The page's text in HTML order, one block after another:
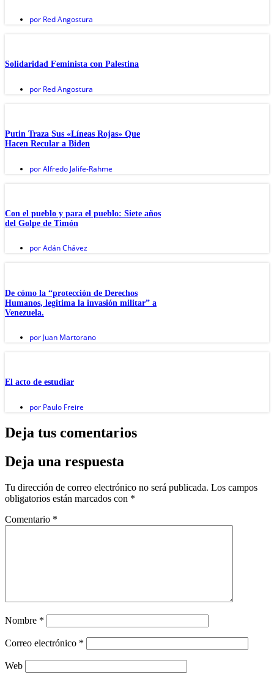
por Red Angostura
Solidaridad Feminista con Palestina
por Red Angostura
Putin Traza Sus «Líneas Rojas» Que
Hacen Recular a Biden
porAlfredo Jalife-Rahme
Con el pueblo y para el pueblo: Siete años
del Golpe de Timón
porAdán Chávez
De cómo la “protección de Derechos
Humanos, legitima la invasión militar” a
Venezuela.
por Juan Martorano
El acto de estudiar
por Paulo Freire
Deja tus comentarios
Deja una respuesta
Tu dirección de correo electrónico no será publicada. Los campos
obligatorios están marcados con *
Comentario *
Nombre *
Correo electrónico *
Web